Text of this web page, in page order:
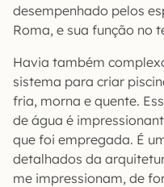
desempenhado pelos
Roma, e sua função no
Havia também
sistema para criar
fria, morna e quente.
de água é
que foi empregada. É
detalhados da
me impressionam, de